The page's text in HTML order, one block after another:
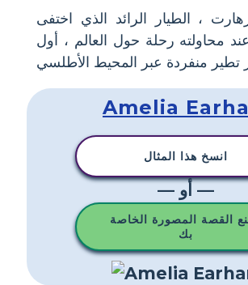
، الطيار الرائد الذي اختفى
محاولته رحلة حول العالم ، أول
Amelia
انسخ هذا المثال
— أو —
القصة المصورة الخاصة
بك